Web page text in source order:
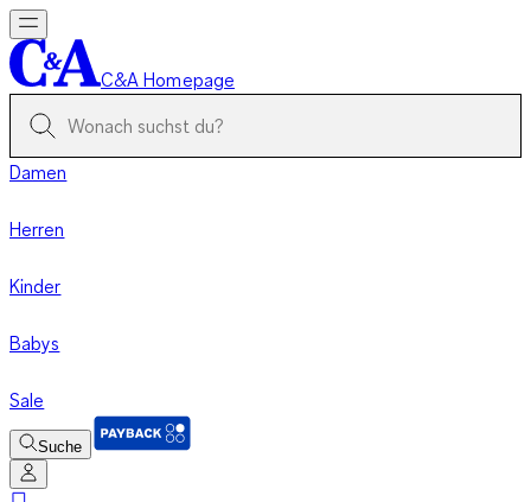
C&A Homepage
Damen
Herren
Kinder
Babys
Sale
Suche